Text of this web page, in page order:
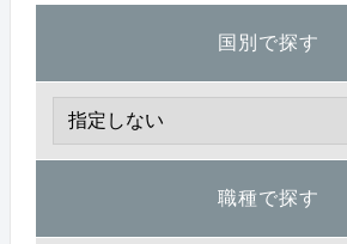
国別で探す
職種で探す